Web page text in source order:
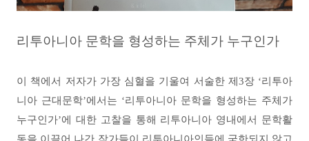
리투아니아 문학을 형성하는 주체가 누구인가
이 책에서 저자가 가장 심혈을 기울여 서술한 제 3장 ‘리투아
니아 근대문학’에서는 ‘리투아니아 문학을 형성하는 주체가
누구인가’에 대한 고찰을 통해 리투아니아 영내에서 문학활
동을 이끌어 나간 작가들이 리투아니아인들에 국한되지 않고